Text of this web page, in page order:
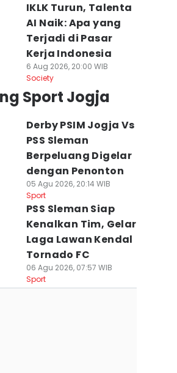
Mepet,
Persija
Panitia
Presiden
Persebaya Legawa
Semifinal Dipindah
03 Agu 2026, 11:08 WIB
IKLK Turun, Talenta
AI Naik: Apa yang
Terjadi di Pasar
Kerja Indonesia
6 Aug 2026, 20:00 WIB
Society
Sport Jogja
Derby PSIM Jogja Vs
PSS Sleman
Berpeluang Digelar
dengan Penonton
05 Agu 2026, 20:14 WIB
Sport
PSS Sleman Siap
Kenalkan Tim, Gelar
Laga Lawan Kendal
Tornado FC
06 Agu 2026, 07:57 WIB
Sport